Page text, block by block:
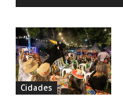
Cidades